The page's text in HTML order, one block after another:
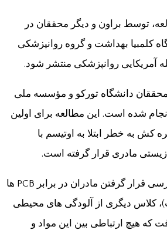
توسط براون و دیگر محققان در
کلمبیا بهداشت و گروه روانپزشکی
آمریکایی روانپزشکی منتشر شود.
محققان دانشگاه تورکو و مؤسسه ملی
شده است. این مطالعه برای اولین
کش به خطر ابتلا به اوتیسم با
زیستی مادری قرار گرفته است.
این مطالعه همچنین بررسی قرار گرفتن مادران در برابر PCB ها
کلاس دیگری از آلودگی های محیطی
که هیچ ارتباطی بین این مواد و